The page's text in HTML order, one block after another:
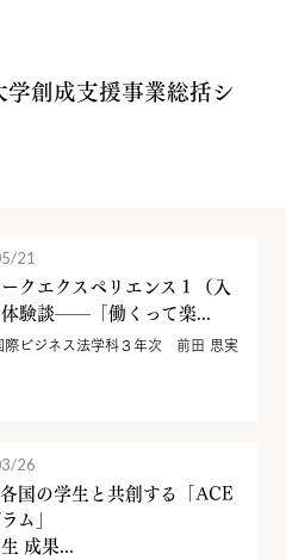
創成支援事業総括シ
21
クエクスペリエンス１（入
験談——「働くって楽...
際ビジネス法学科３年次 前田 思実
26
国の学生と共創する「ACE
ム」
成果...